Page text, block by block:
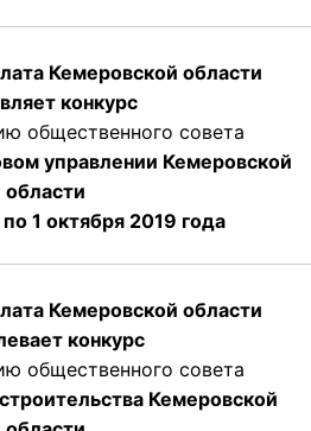
Кемеровской области
конкурс
общественного совета
управлении Кемеровской
области
1 октября 2019 года
Кемеровской области
конкурс
общественного совета
Кемеровской